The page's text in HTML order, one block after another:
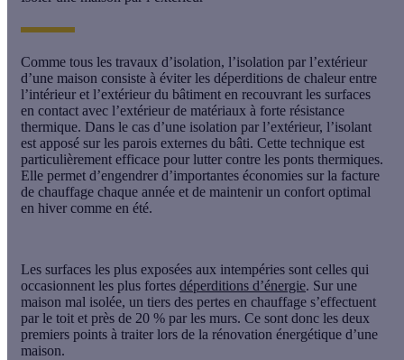
Comme tous les travaux d’isolation, l’isolation par l’extérieur
d’une maison consiste à éviter les déperditions de chaleur entre
l’intérieur et l’extérieur du bâtiment en recouvrant les surfaces
en contact avec l’extérieur de matériaux à forte résistance
thermique. Dans le cas d’une isolation par l’extérieur, l’isolant
est apposé sur les parois externes du bâti. Cette technique est
particulièrement efficace pour lutter contre les ponts thermiques.
Elle permet d’engendrer d’importantes économies sur la facture
de chauffage chaque année et de maintenir un confort optimal
en hiver comme en été.
Les surfaces les plus exposées aux intempéries sont celles qui
occasionnent les plus fortes déperditions d’énergie. Sur une
maison mal isolée, un tiers des pertes en chauffage s’effectuent
par le toit et près de 20 % par les murs. Ce sont donc les deux
premiers points à traiter lors de la rénovation énergétique d’une
maison.